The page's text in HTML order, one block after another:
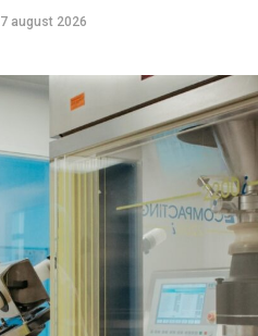
7 august 2026